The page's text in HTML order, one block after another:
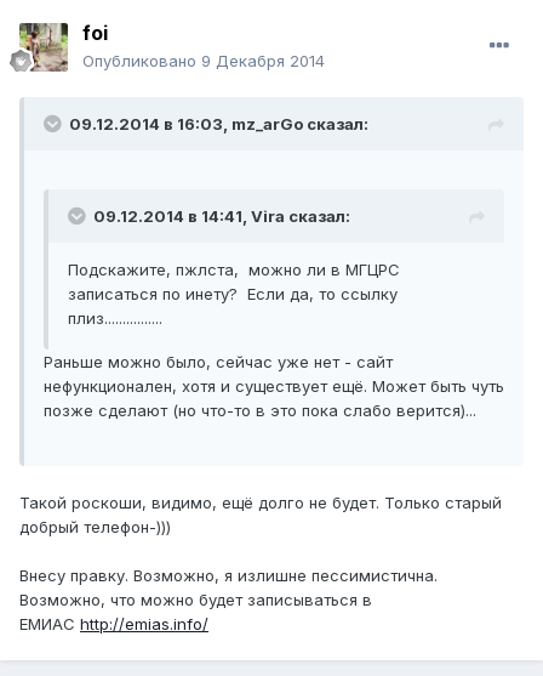
foi
Опубликовано 9 Декабря 2014
09.12.2014 в 16:03, mz_arGo сказал:
09.12.2014 в 14:41, Vira сказал:
Подскажите, пжлста, можно ли в МГЦРС
записаться по инету? Если да, то ссылку
плиз................
Раньше можно было, сейчас уже нет - сайт
нефункционален, хотя и существует ещё. Может быть чуть
позже сделают (но что-то в это пока слабо верится)...
Такой роскоши, видимо, ещё долго не будет. Только старый
добрый телефон-)))
Внесу правку. Возможно, я излишне пессимистична.
Возможно, что можно будет записываться в
ЕМИАС http://emias.info/